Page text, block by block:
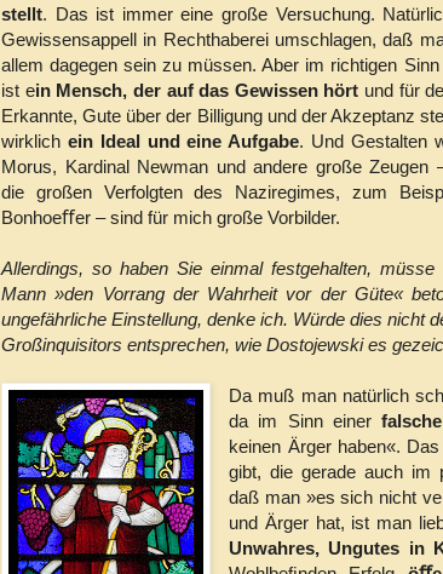
stellt. Das ist immer eine große Versuchung.
Gewissensappell in Rechthaberei umschlagen, daß
allem dagegen sein zu müssen. Aber im richtigen
ist ein Mensch, der auf das Gewissen hört und für
Erkannte, Gute über der Billigung und der Akzeptanz
wirklich ein Ideal und eine Aufgabe. Und Gestalten
Morus, Kardinal Newman und andere große Zeugen
die großen Verfolgten des Naziregimes, zum
Bonhoeﬀer – sind für mich große Vorbilder.
Allerdings, so haben Sie einmal festgehalten, müsse
Mann »den Vorrang der Wahrheit vor der Güte«
ungefährliche Einstellung, denke ich. Würde dies nicht
Großinquisitors entsprechen, wie Dostojewski es
Da muß man natürlich
da im Sinn einer
keinen Ärger haben«.
gibt, die gerade auch im
daß man »es sich nicht
und Ärger hat, ist man
Unwahres, Ungutes in